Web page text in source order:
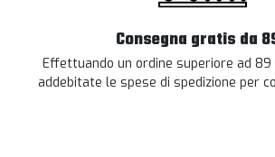
Consegna gratis da
Effettuando un ordine superiore ad 89
addebitate le spese di spedizione per